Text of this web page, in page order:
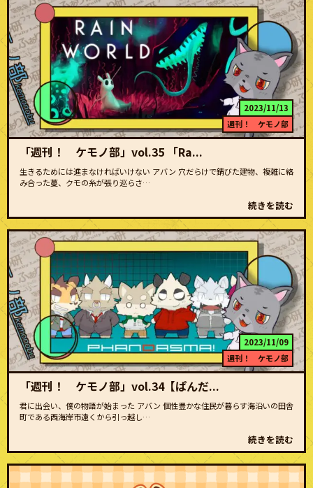
2023/11/13
週刊！ ケモノ部
「週刊！ ケモノ部」vol.35 「Ra...
生きるためには進まなければいけない アバン 穴だらけで錆びた建物、複雑に絡
み合った蔓、クモの糸が張り巡らさ…
続きを読む
2023/11/09
週刊！ ケモノ部
「週刊！ ケモノ部」vol.34【ぱんだ...
君に出会い、僕の物語が始まった アバン 個性豊かな住民が暮らす海沿いの田舎
町である西海岸市遠くから引っ越し…
続きを読む